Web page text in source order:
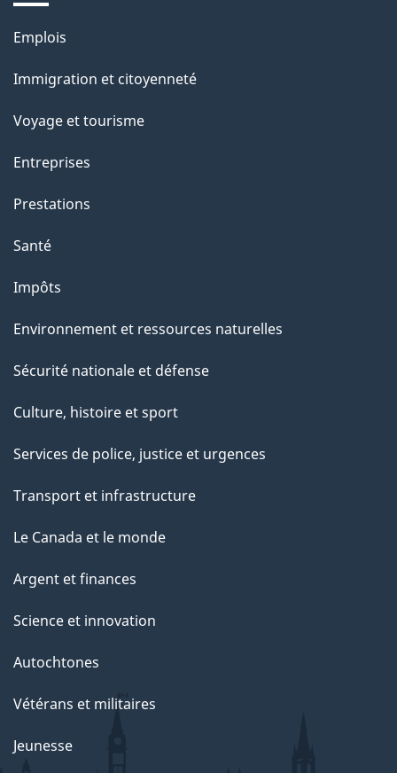
Thèmes
sujets
Emplois
Immigration et citoyenneté
Voyage et tourisme
Entreprises
Prestations
Santé
Impôts
Environnement et ressources naturelles
Sécurité nationale et défense
Culture, histoire et sport
Services de police, justice et urgences
Transport et infrastructure
Le Canada et le monde
Argent et finances
Science et innovation
Autochtones
Vétérans et militaires
Jeunesse